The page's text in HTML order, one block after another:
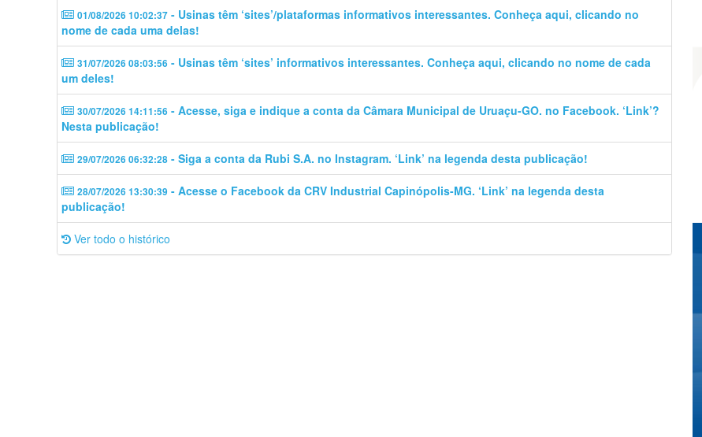
01/08/2026 10:02:37 - Usinas têm ‘sites’/plataformas informativos interessantes. Conheça aqui, clicando no
nome de cada uma delas!
31/07/2026 08:03:56 - Usinas têm ‘sites’ informativos interessantes. Conheça aqui, clicando no nome de cada
um deles!
30/07/2026 14:11:56 - Acesse, siga e indique a conta da Câmara Municipal de Uruaçu-GO. no Facebook. ‘Link’?
Nesta publicação!
29/07/2026 06:32:28 - Siga a conta da Rubi S.A. no Instagram. ‘Link’ na legenda desta publicação!
28/07/2026 13:30:39 - Acesse o Facebook da CRV Industrial Capinópolis-MG. ‘Link’ na legenda desta
publicação!
Ver todo o histórico